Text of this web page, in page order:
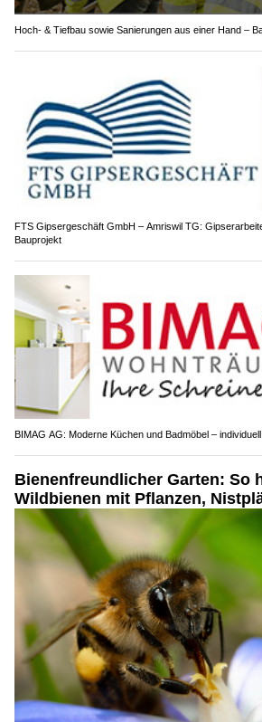
Hoch- & Tiefbau sowie Sanierungen aus einer Hand –
FTS Gipsergeschäft GmbH – Amriswil TG:
Bauprojekt
BIMAG AG: Moderne Küchen und Badmöbel –
Bienenfreundlicher Garten: So
Wildbienen mit Pflanzen,